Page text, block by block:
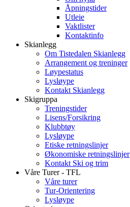
Åpningstider
Utleie
Vaktlister
Kontaktinfo
Skianlegg
Om Tistedalen Skianlegg
Arrangement og treninger
Løypestatus
Lysløype
Kontakt Skianlegg
Skigruppa
Treningstider
Lisens/Forsikring
Klubbtøy
Lysløype
Etiske retningslinjer
Økonomiske retningslinjer
Kontakt Ski og trim
Våre Turer - TFL
Våre turer
Tur-Orientering
Lysløype